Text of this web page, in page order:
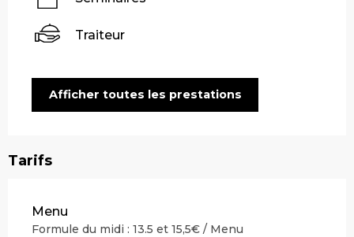
Traiteur
Afficher toutes les prestations
Tarifs
Tarifs 2026
Menu
Formule du midi : 13.5 et 15,5€ / Menu